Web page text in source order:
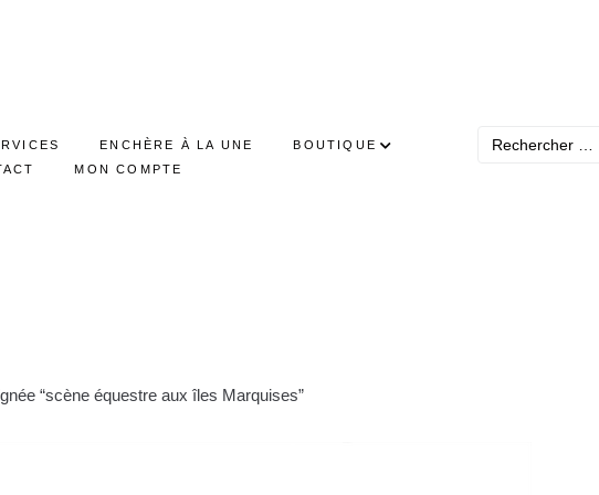
ENCHÈRE À LA UNE
BOUTIQUE
MON COMPTE
“scène équestre aux îles Marquises”